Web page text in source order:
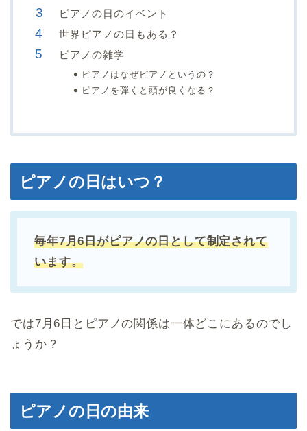
ピアノの日のイベント
世界ピアノの日もある？
ピアノの雑学
ピアノはなぜピアノというの？
ピアノを弾くと頭が良くなる？
ピアノの日はいつ？
毎年7月6日がピアノの日として制定されて
います。
では7月6日とピアノの関係は一体どこにあるのでし
ょうか？
ピアノの日の由来